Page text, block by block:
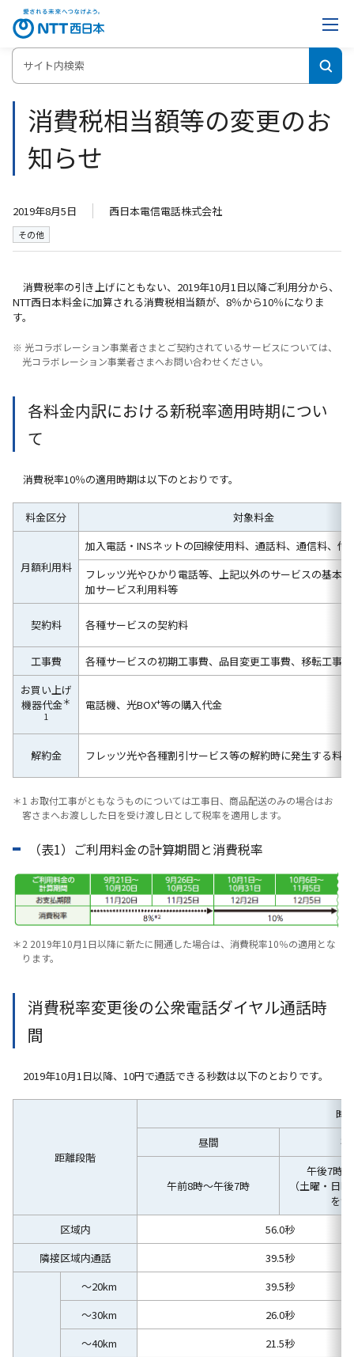
ホーム 消費税相当額等の変更のお知らせ
消費税相当額等の変更のお
知らせ
2019年8月5日 西日本電信電話株式会社
その他
消費税率の引き上げにともない、2019年10月1日以降ご利用分から、
NTT西日本料金に加算される消費税相当額が、8％から10％になりま
す。
※ 光コラボレーション事業者さまとご契約されているサービスについては、
光コラボレーション事業者さまへお問い合わせください。
各料金内訳における新税率適用時期につい
て
消費税率10％の適用時期は以下のとおりです。
料金区分 対象料金
月額利用料
加入電話・INSネットの回線使用料、通話料、通信料、付
フレッツ光やひかり電話等、上記以外のサービスの基本
加サービス利用料等
契約料 各種サービスの契約料
工事費
各種サービスの初期工事費、品目変更工事費、移転工事
お買い上げ
機器代金＊
1
電話機、光BOX+等の購入代金
解約金 フレッツ光や各種割引サービス等の解約時に発生する料金
＊1 お取付工事がともなうものについては工事日、商品配送のみの場合はお
客さまへお渡しした日を受け渡し日として税率を適用します。
（表1）ご利用料金の計算期間と消費税率
＊2 2019年10月1日以降に新たに開通した場合は、消費税率10％の適用とな
ります。
消費税率変更後の公衆電話ダイヤル通話時
間
2019年10月1日以降、10円で通話できる秒数は以下のとおりです。
距離段階
時
昼間
夜
午前8時～午後7時
午後7時
（土曜・日
を
区域内
56.0秒
隣接区域内通話
39.5秒
～20km
39.5秒
～30km
26.0秒
～40km
21.5秒